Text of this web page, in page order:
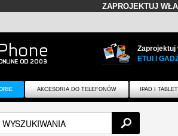
ZAPROJEKTUJ
Zaprojektuj
ETUI I
AKCESORIA DO TELEFONÓW IPAD I TABLET